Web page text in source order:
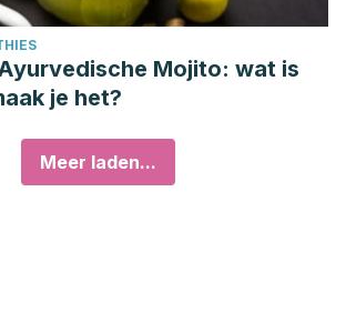
Mojito: wat is
je het?
Meer laden...